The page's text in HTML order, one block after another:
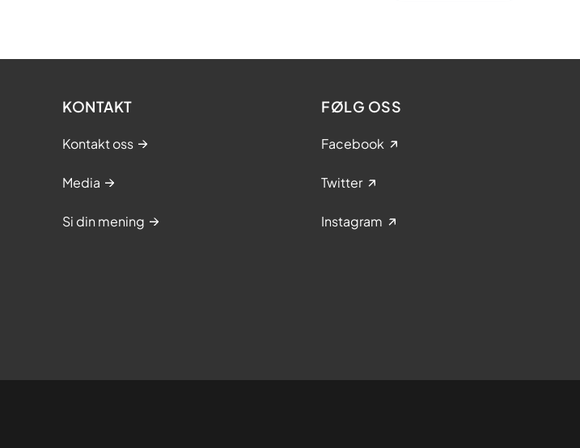
KONTAKT
Kontakt oss
Media
Si din mening
FØLG OSS
Facebook
Twitter
Instagram